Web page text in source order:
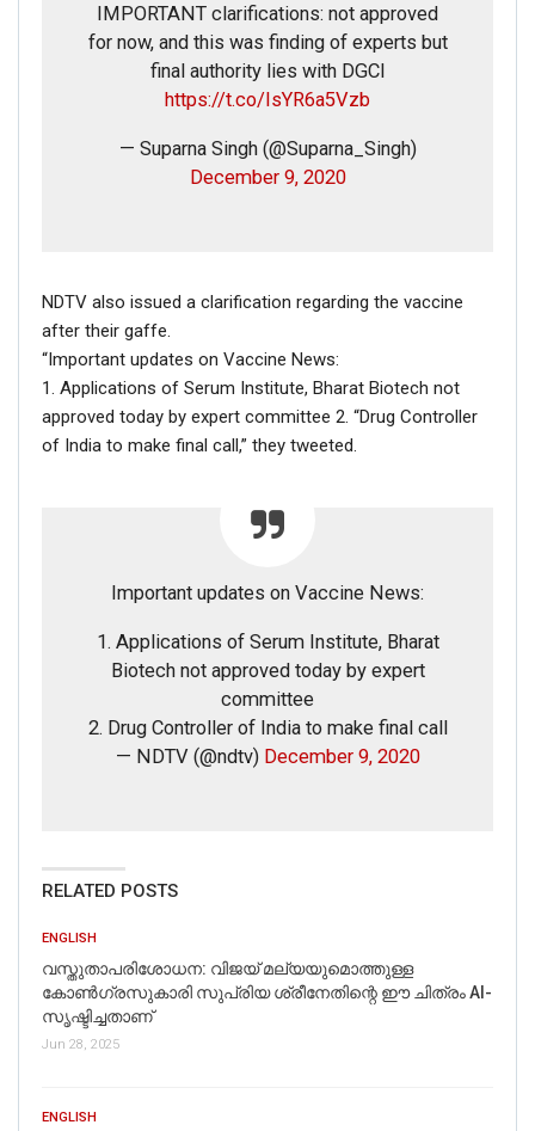
IMPORTANT clarifications: not approved
for now, and this was finding of experts but
final authority lies with DGCI
https://t.co/IsYR6a5Vzb
— Suparna Singh (@Suparna_Singh)
December 9, 2020
NDTV also issued a clarification regarding the vaccine
after their gaffe.
“Important updates on Vaccine News:
1. Applications of Serum Institute, Bharat Biotech not
approved today by expert committee 2. “Drug Controller
of India to make final call,” they tweeted.
Important updates on Vaccine News:
1. Applications of Serum Institute, Bharat
Biotech not approved today by expert
committee
2. Drug Controller of India to make final call
— NDTV (@ndtv) December 9, 2020
RELATED POSTS
ENGLISH
വസ്തുതാപരിശോധന: വിജയ് മല്യയുമൊത്തുള്ള
കോൺഗ്രസുകാരി സുപ്രിയ ശ്രീനേതിന്റെ ഈ ചിത്രം AI-
സൃഷ്ടിച്ചതാണ്
Jun 28, 2025
ENGLISH